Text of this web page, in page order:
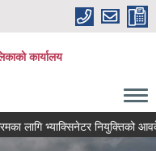
कार्यालय
लागि भ्याक्सिनेटर नियुक्तिको आवदेन